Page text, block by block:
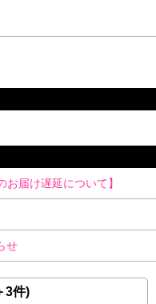
お届け遅延について】
せ
3件)